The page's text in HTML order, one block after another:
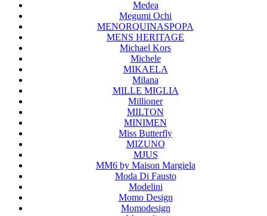
Medea
Megumi Ochi
MENORQUINASPOPA
MENS HERITAGE
Michael Kors
Michele
MIKAELA
Milana
MILLE MIGLIA
Millioner
MILTON
MINIMEN
Miss Butterfly
MIZUNO
MJUS
MM6 by Maison Margiela
Moda Di Fausto
Modelini
Momo Design
Momodesign